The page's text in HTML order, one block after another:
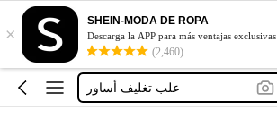
×
SHEIN-MODA DE ROPA
Descarga la APP para más ventajas exclusivas
(2,460)
Vestidos
Earrings Packaging
علب مسابح
علب تغليف أساور